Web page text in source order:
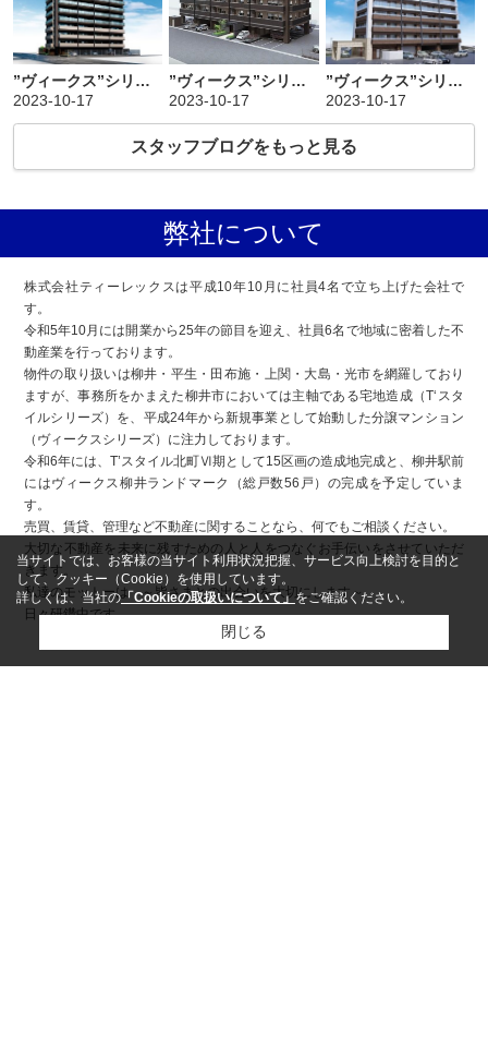
”ヴィークス”シリーズのご紹介③（マンション施工事例）
2023-10-17
”ヴィークス”シリーズのご紹介②（マンション施工事例）
2023-10-17
”ヴィークス”シリーズのご紹介①（マンション施工事例）
2023-10-17
スタッフブログをもっと見る
弊社について
株式会社ティーレックスは平成10年10月に社員4名で立ち上げた会社で
す。
令和5年10月には開業から25年の節目を迎え、社員6名で地域に密着した不
動産業を行っております。
物件の取り扱いは柳井・平生・田布施・上関・大島・光市を網羅しており
ますが、事務所をかまえた柳井市においては主軸である宅地造成（T‘スタ
イルシリーズ）を、平成24年から新規事業として始動した分譲マンション
（ヴィークスシリーズ）に注力しております。
令和6年には、T’スタイル北町Ⅵ期として15区画の造成地完成と、柳井駅前
にはヴィークス柳井ランドマーク（総戸数56戸）の完成を予定していま
す。
売買、賃貸、管理など不動産に関することなら、何でもご相談ください。
大切な不動産を未来に残すための人と人をつなぐお手伝いをさせていただ
きます。
私達のモットーは ～皆さまとの出会いを大切にします～
日々研鑽中です。
当サイトでは、お客様の当サイト利用状況把握、サービス向上検討を目的と
して、クッキー（Cookie）を使用しています。
詳しくは、当社の「Cookieの取扱いについて」をご確認ください。
閉じる